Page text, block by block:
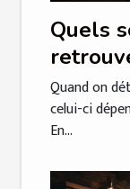
Quels
Quand on
celui-ci
En...